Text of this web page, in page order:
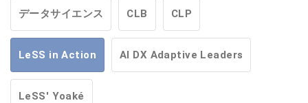
データサイエンス CLB CLP
LeSS in Action AI DX Adaptive Leaders
LeSS' Yoaké